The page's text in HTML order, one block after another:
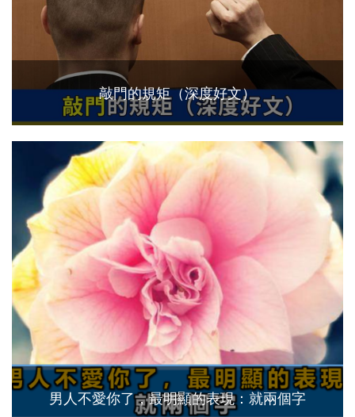
敲門的規矩（深度好文）
男人不愛你了，最明顯的表現：就兩個字